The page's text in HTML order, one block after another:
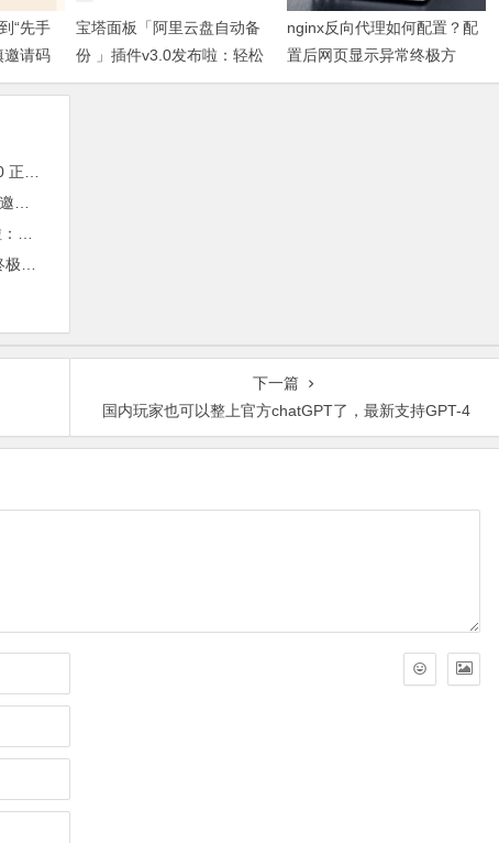
“先手
邀请码
毛
宝塔面板「阿里云盘自动备
份 」插件v3.0发布啦：轻松
实现服务器数据异地容灾
nginx反向代理如何配置？配
置后网页显示异常终极方
案！
跃升
毛
！
下一篇
国内玩家也可以整上官方chatGPT了，最新支持GPT-4